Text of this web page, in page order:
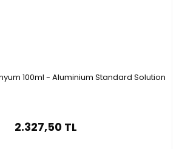
100ml - Aluminium Standard Solution
2.327,50 TL